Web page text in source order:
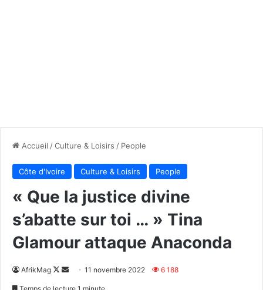
Accueil /Culture & Loisirs / People
Côte d'Ivoire Culture & Loisirs People
« Que la justice divine
s’abatte sur toi … » Tina
Glamour attaque Anaconda
AfrikMag
Follow
Envoyer11 novembre 2022 6 188